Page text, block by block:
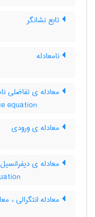
تابع نشانگر
نامعادله
معادله ی تفاضلی
equation
معادله ی ورودی
معادله ی
معادله انتگرالی ،